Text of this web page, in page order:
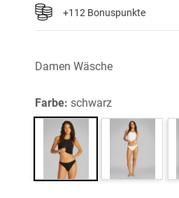
+112 Bonuspunkte
Damen Wäsche
Farbe:schwarz